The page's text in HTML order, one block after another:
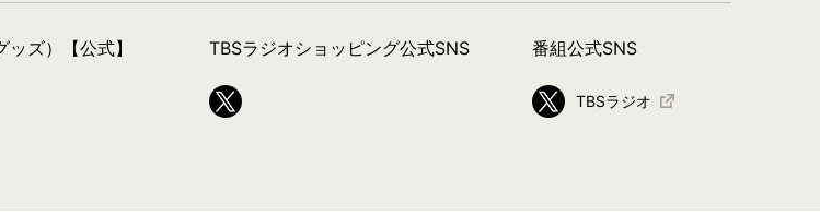
ズ）【公式】 TBSラジオショッピング公式SNS 番組公式SNS
TBSラジオ